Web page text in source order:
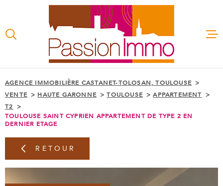
la
recherche
menu
principal
contenu
ACCUEIL
GESTION
AGENCE IMMOBILIÈRE CASTANET-TOLOSAN, TOULOUSE
VENTE
HAUTE GARONNE TOULOUSE
APPARTEMENT
T2
TOULOUSE SAINT CYPRIEN APPARTEMENT DE TYPE 2 EN
DERNIER ETAGE
RETOUR